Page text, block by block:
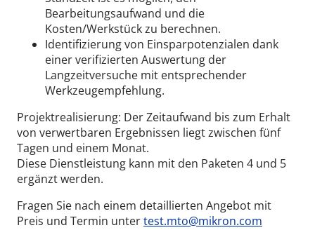
Bearbeitungsaufwand und die
Kosten/Werkstück zu berechnen.
Identifizierung von Einsparpotenzialen dank
einer verifizierten Auswertung der
Langzeitversuche mit entsprechender
Werkzeugempfehlung.
Projektrealisierung: Der Zeitaufwand bis zum Erhalt
von verwertbaren Ergebnissen liegt zwischen fünf
Tagen und einem Monat.
Diese Dienstleistung kann mit den Paketen 4 und 5
ergänzt werden.
Fragen Sie nach einem detaillierten Angebot mit
Preis und Termin untertest.mto@mikron.com